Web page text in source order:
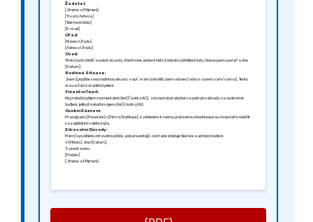
Žadatel:
[Jméno a Příjmení]
[Trvalá Adresa]
[Telefonní číslo]
[E-mail]
Úřad:
[Název Úřadu]
[Adresa Úřadu]
Úvod:
Tímto bych chtěl/a uvést důvody, které mne vedou k této žádosti o přidělení bytu, kterou jsem podal/a dne
[Datum].
Rodinná Situace:
Jsem [popište svou rodinnou situaci, např. mám dvě děti, jsem vdovec/vdova a jsem sám/sama]. Tento
stav si žádá stabilní bydlení.
Finanční Tíseň:
Můj měsíční příjem momentálně činí [Částka Kč], a to není dostatečné na pokrytí nákladů na soukromé
bydlení, jelikož měsíční nájem činí [částka] Kč.
Osobní Záznam:
Pracuji jako [Povolání] v [Firma/Instituce] a vzhledem k mému platovému ohodnocení se mi nedaří našetřit
na zajištění trvalého bytu.
Zdravotní Důvody:
Mám [vysvětlete zdravotní potíže, pokud existují], což také ztěžuje hledání a udržení bydlení.
V [Město], dne [Datum].
S pozdravem,
[Podpis]
[Jméno a Příjmení]